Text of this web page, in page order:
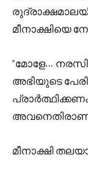
മീനാക്ഷിയെ
“മോളേ…
അഭിയുടെ
മീനാക്ഷി